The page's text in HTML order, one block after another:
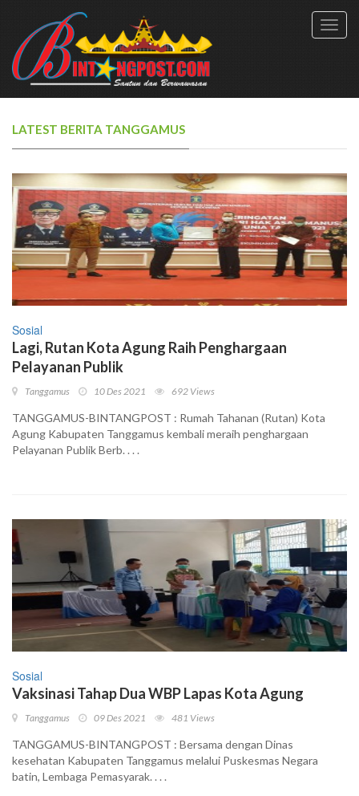
LATEST BERITA TANGGAMUS
Sosial
Lagi, Rutan Kota Agung Raih Penghargaan
Pelayanan Publik
Tanggamus 10 Des 2021 692 Views
TANGGAMUS-BINTANGPOST : Rumah Tahanan (Rutan) Kota
Agung Kabupaten Tanggamus kembali meraih penghargaan
Pelayanan Publik Berb. . . .
Sosial
Vaksinasi Tahap Dua WBP Lapas Kota Agung
Tanggamus 09 Des 2021 481 Views
TANGGAMUS-BINTANGPOST : Bersama dengan Dinas
kesehatan Kabupaten Tanggamus melalui Puskesmas Negara
batin, Lembaga Pemasyarak. . . .